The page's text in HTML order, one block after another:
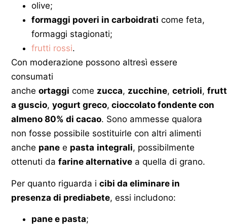
olive;
formaggi poveri in carboidrati come feta,
formaggi stagionati;
frutti rossi.
Con moderazione possono altresì essere
consumati
anche ortaggi come zucca, zucchine, cetrioli,
a guscio, yogurt greco, cioccolato fondente con
almeno 80% di cacao. Sono ammesse qualora
non fosse possibile sostituirle con altri alimenti
anche pane e pasta integrali, possibilmente
ottenuti da farine alternative a quella di grano.
Per quanto riguarda i cibi da eliminare in
presenza di prediabete, essi includono:
pane e pasta;